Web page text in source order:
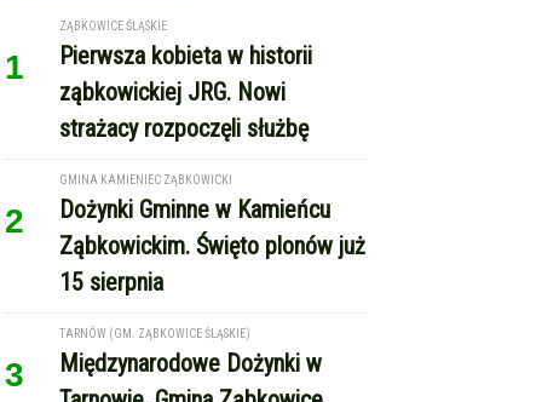
1
ZĄBKOWICE ŚLĄSKIE
Pierwsza kobieta w historii
ząbkowickiej JRG. Nowi
strażacy rozpoczęli służbę
2
GMINA KAMIENIEC ZĄBKOWICKI
Dożynki Gminne w Kamieńcu
Ząbkowickim. Święto plonów już
15 sierpnia
3
TARNÓW (GM. ZĄBKOWICE ŚLĄSKIE)
Międzynarodowe Dożynki w